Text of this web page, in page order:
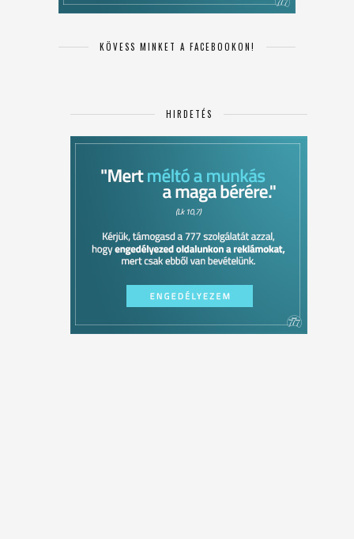
KÖVESS MINKET A FACEBOOKON!
HIRDETÉS